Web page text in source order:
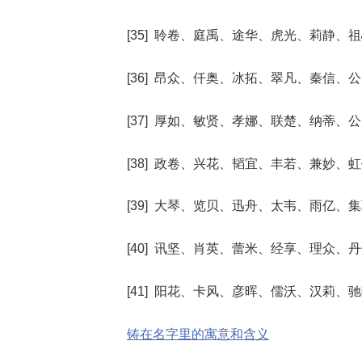
[35] 聆卷、庭禹、途华、虎光、莉静、
[36] 昂众、仟奥、冰拓、翠凡、秦信、
[37] 厚如、敏贤、孝娜、联楚、纳蒂、
[38] 政卷、兴花、韬宜、丰若、兼妙、
[39] 大琴、览贝、迅舟、太韦、雨亿、
[40] 讯坚、肖英、蕾米、经享、理众、
[41] 阳花、卡风、彦晖、儒沃、汉莉、
铸在名字里的寓意和含义